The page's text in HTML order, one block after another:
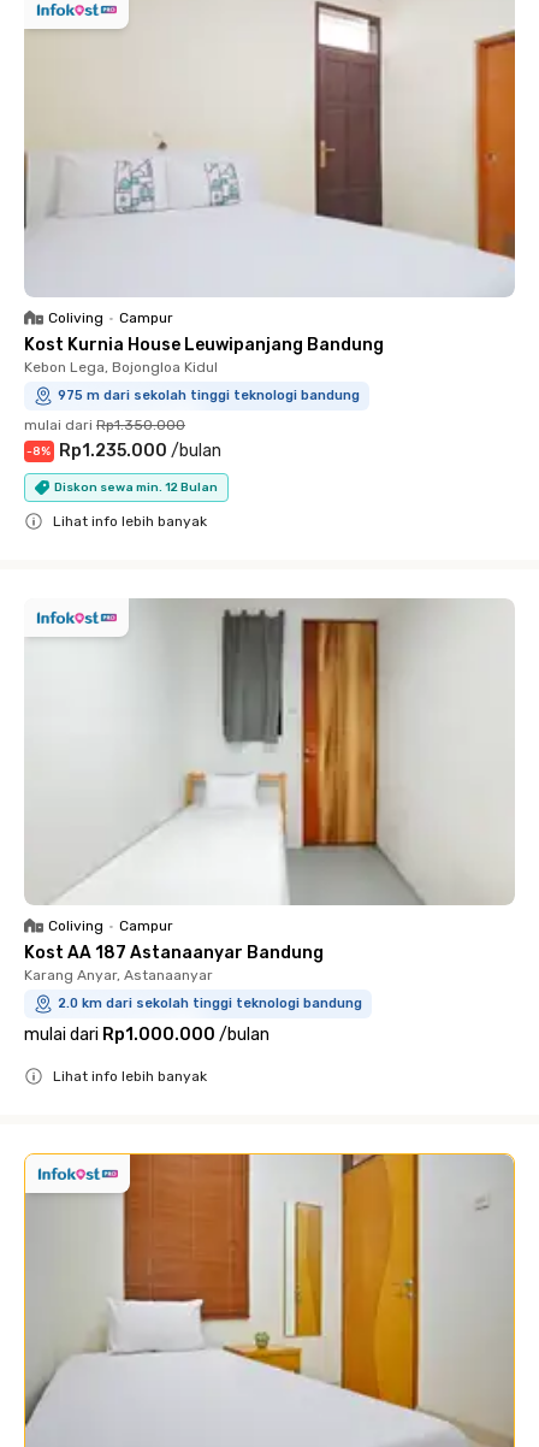
Coliving • Campur
Kost Kurnia House Leuwipanjang Bandung
Kebon Lega, Bojongloa Kidul
975 m dari sekolah tinggi teknologi bandung
mulai dari Rp1.350.000
-8% Rp1.235.000 /bulan
Diskon sewa min. 12 Bulan
Lihat info lebih banyak
Coliving • Campur
Kost AA 187 Astanaanyar Bandung
Karang Anyar, Astanaanyar
2.0 km dari sekolah tinggi teknologi bandung
mulai dari Rp1.000.000 /bulan
Lihat info lebih banyak